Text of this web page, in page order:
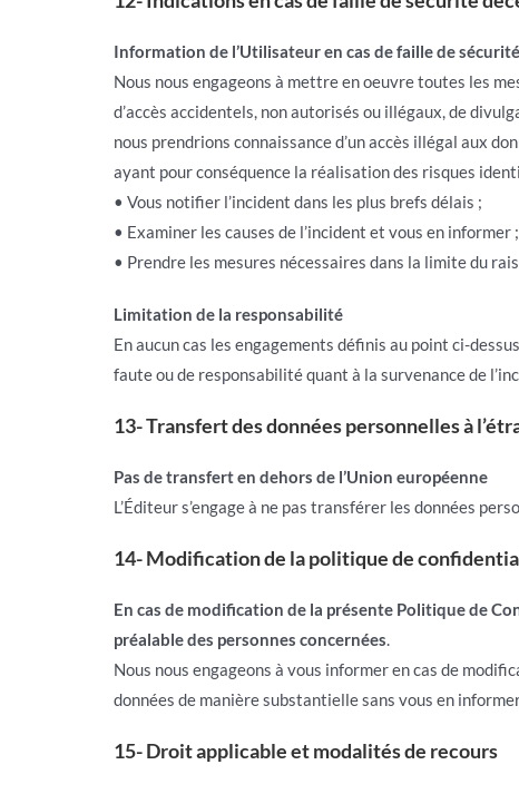
Information de l’Utilisateur en cas de faille de sécurité
Nous nous engageons à mettre en oeuvre toutes les
d’accès accidentels, non autorisés ou illégaux, de
nous prendrions connaissance d’un accès illégal aux
ayant pour conséquence la réalisation des risques
• Vous notifier l’incident dans les plus brefs délais ;
• Examiner les causes de l’incident et vous en informer ;
• Prendre les mesures nécessaires dans la limite du
Limitation de la responsabilité
En aucun cas les engagements définis au point ci-
faute ou de responsabilité quant à la survenance de
13- Transfert des données personnelles à
Pas de transfert en dehors de l’Union européenne
L’Éditeur s’engage à ne pas transférer les données
14- Modification de la politique de
En cas de modification de la présente Politique de
préalable des personnes concernées.
Nous nous engageons à vous informer en cas de
données de manière substantielle sans vous en
15- Droit applicable et modalités de recours